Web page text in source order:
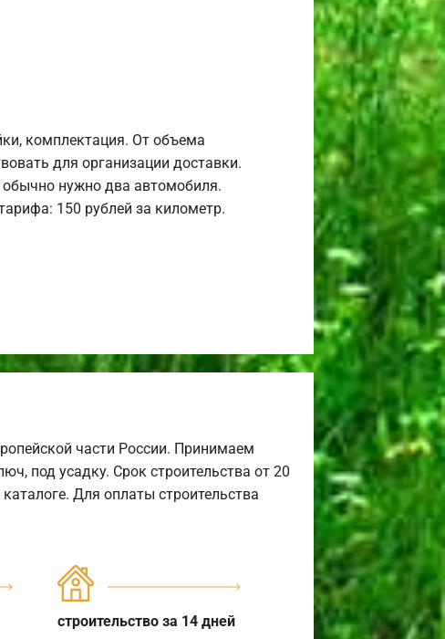
комплектация. От объема
для организации доставки.
нужно два автомобиля.
150 рублей за километр.
части России. Принимаем
под усадку. Срок строительства от 20
Для оплаты строительства
строительство за 14 дней